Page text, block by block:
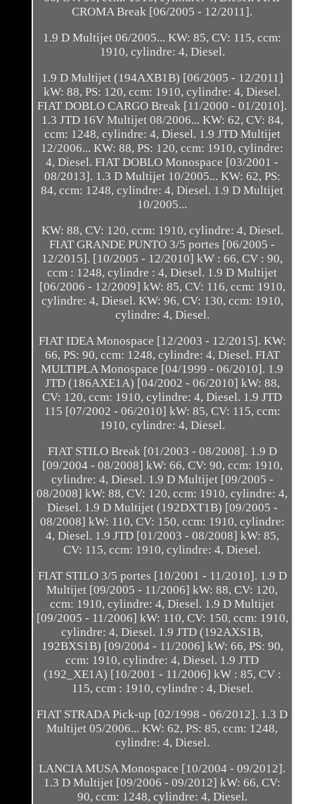
CROMA Break [06/2005 - 12/2011].
1.9 D Multijet 06/2005... KW: 85, CV: 115, ccm:
1910, cylindre: 4, Diesel.
1.9 D Multijet (194AXB1B) [06/2005 - 12/2011]
kW: 88, PS: 120, ccm: 1910, cylindre: 4, Diesel.
FIAT DOBLO CARGO Break [11/2000 - 01/2010].
1.3 JTD 16V Multijet 08/2006... KW: 62, CV: 84,
ccm: 1248, cylindre: 4, Diesel. 1.9 JTD Multijet
12/2006... KW: 88, PS: 120, ccm: 1910, cylindre:
4, Diesel. FIAT DOBLO Monospace [03/2001 -
08/2013]. 1.3 D Multijet 10/2005... KW: 62, PS:
84, ccm: 1248, cylindre: 4, Diesel. 1.9 D Multijet
10/2005...
KW: 88, CV: 120, ccm: 1910, cylindre: 4, Diesel.
FIAT GRANDE PUNTO 3/5 portes [06/2005 -
12/2015]. [10/2005 - 12/2010] kW : 66, CV : 90,
ccm : 1248, cylindre : 4, Diesel. 1.9 D Multijet
[06/2006 - 12/2009] kW: 85, CV: 116, ccm: 1910,
cylindre: 4, Diesel. KW: 96, CV: 130, ccm: 1910,
cylindre: 4, Diesel.
FIAT IDEA Monospace [12/2003 - 12/2015]. KW:
66, PS: 90, ccm: 1248, cylindre: 4, Diesel. FIAT
MULTIPLA Monospace [04/1999 - 06/2010]. 1.9
JTD (186AXE1A) [04/2002 - 06/2010] kW: 88,
CV: 120, ccm: 1910, cylindre: 4, Diesel. 1.9 JTD
115 [07/2002 - 06/2010] kW: 85, CV: 115, ccm:
1910, cylindre: 4, Diesel.
FIAT STILO Break [01/2003 - 08/2008]. 1.9 D
[09/2004 - 08/2008] kW: 66, CV: 90, ccm: 1910,
cylindre: 4, Diesel. 1.9 D Multijet [09/2005 -
08/2008] kW: 88, CV: 120, ccm: 1910, cylindre: 4,
Diesel. 1.9 D Multijet (192DXT1B) [09/2005 -
08/2008] kW: 110, CV: 150, ccm: 1910, cylindre:
4, Diesel. 1.9 JTD [01/2003 - 08/2008] kW: 85,
CV: 115, ccm: 1910, cylindre: 4, Diesel.
FIAT STILO 3/5 portes [10/2001 - 11/2010]. 1.9 D
Multijet [09/2005 - 11/2006] kW: 88, CV: 120,
ccm: 1910, cylindre: 4, Diesel. 1.9 D Multijet
[09/2005 - 11/2006] kW: 110, CV: 150, ccm: 1910,
cylindre: 4, Diesel. 1.9 JTD (192AXS1B,
192BXS1B) [09/2004 - 11/2006] kW: 66, PS: 90,
ccm: 1910, cylindre: 4, Diesel. 1.9 JTD
(192_XE1A) [10/2001 - 11/2006] kW : 85, CV :
115, ccm : 1910, cylindre : 4, Diesel.
FIAT STRADA Pick-up [02/1998 - 06/2012]. 1.3 D
Multijet 05/2006... KW: 62, PS: 85, ccm: 1248,
cylindre: 4, Diesel.
LANCIA MUSA Monospace [10/2004 - 09/2012].
1.3 D Multijet [09/2006 - 09/2012] kW: 66, CV:
90, ccm: 1248, cylindre: 4, Diesel.